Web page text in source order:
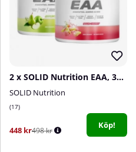
2 x SOLID Nutrition EAA, 300 g
SOLID Nutrition
17
448 kr498 kr
Köp!